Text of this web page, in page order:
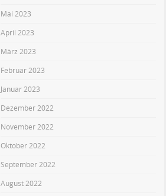
Mai 2023
April 2023
März 2023
Februar 2023
Januar 2023
Dezember 2022
November 2022
Oktober 2022
September 2022
August 2022